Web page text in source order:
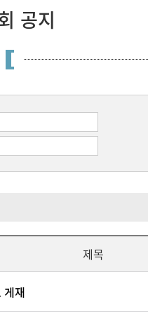
공지
제목
게재